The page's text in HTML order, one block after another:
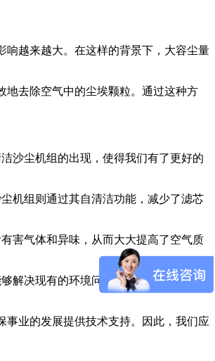
响越来越大。在这样的背景下，大容尘量
地去除空气中的尘埃颗粒。通过这种方
沙尘机组的出现，使得我们有了更好的
机组则通过其自清洁功能，减少了滤芯
害气体和异味，从而大大提高了空气质
解决现有的环境问题，还能够为未来的
业的发展提供技术支持。因此，我们应